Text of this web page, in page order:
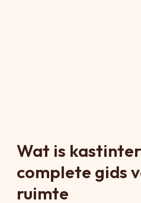
Wat is
complete gids
ruimte